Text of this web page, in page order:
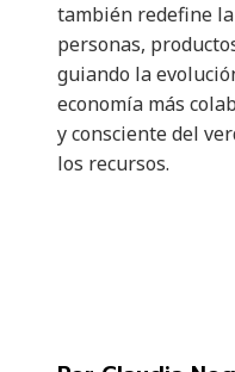
también redefine
personas,
guiando la
economía más
y consciente del
los recursos.